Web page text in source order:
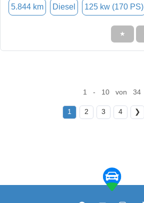
5.844 km Diesel 125 kw (170 PS)
★
1 - 10 von 34
1 2 3 4 ❯